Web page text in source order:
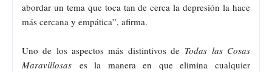
abordar un tema que toca tan de cerca la depresión la hace
más cercana y empática”, afirma.
Uno de los aspectos más distintivos de Todas las Cosas
Maravillosas es la manera en que elimina cualquier